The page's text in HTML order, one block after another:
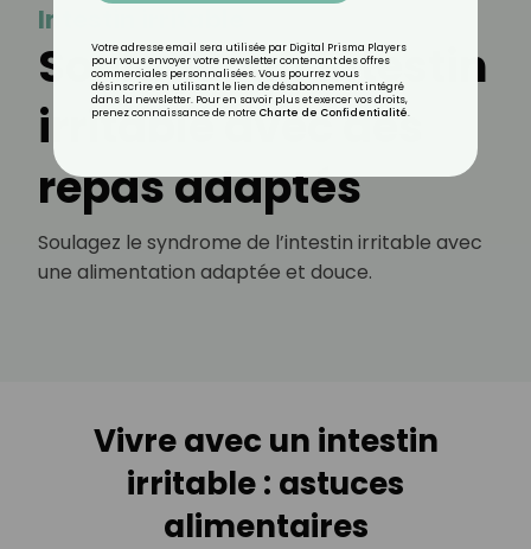
Intestin irritable
Soulager un intestin
irritable avec des
repas adaptés
Soulagez le syndrome de l’intestin irritable avec
une alimentation adaptée et douce.
Vivre avec un intestin
irritable : astuces
alimentaires
Votre adresse email sera utilisée par Digital Prisma Players
pour vous envoyer votre newsletter contenant des offres
commerciales personnalisées. Vous pourrez vous
désinscrire en utilisant le lien de désabonnement intégré
dans la newsletter. Pour en savoir plus et exercer vos droits,
prenez connaissance de notre Charte de Confidentialité.